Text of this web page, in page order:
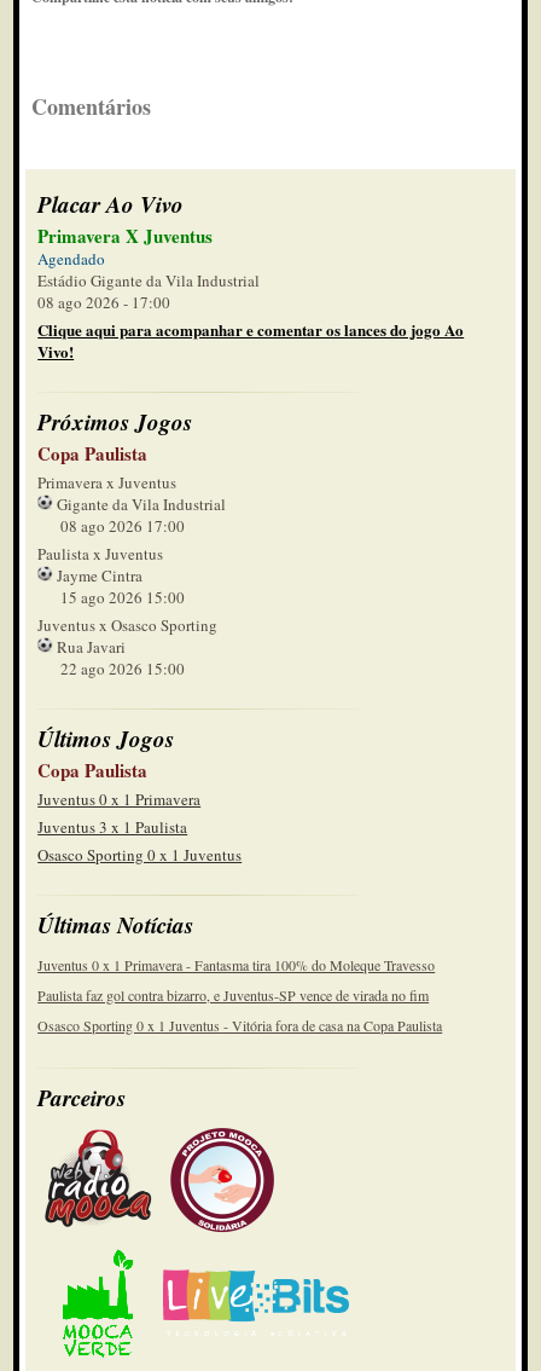
Comentários
Placar Ao Vivo
Primavera X Juventus
Agendado
Estádio Gigante da Vila Industrial
08 ago 2026 - 17:00
Clique aqui para acompanhar e comentar os lances do jogo Ao
Vivo!
Próximos Jogos
Copa Paulista
Primavera x Juventus
Gigante da Vila Industrial
08 ago 2026 17:00
Paulista x Juventus
Jayme Cintra
15 ago 2026 15:00
Juventus x Osasco Sporting
Rua Javari
22 ago 2026 15:00
Últimos Jogos
Copa Paulista
Juventus 0 x 1 Primavera
Juventus 3 x 1 Paulista
Osasco Sporting 0 x 1 Juventus
Últimas Notícias
Juventus 0 x 1 Primavera - Fantasma tira 100% do Moleque Travesso
Paulista faz gol contra bizarro, e Juventus-SP vence de virada no fim
Osasco Sporting 0 x 1 Juventus - Vitória fora de casa na Copa Paulista
Parceiros